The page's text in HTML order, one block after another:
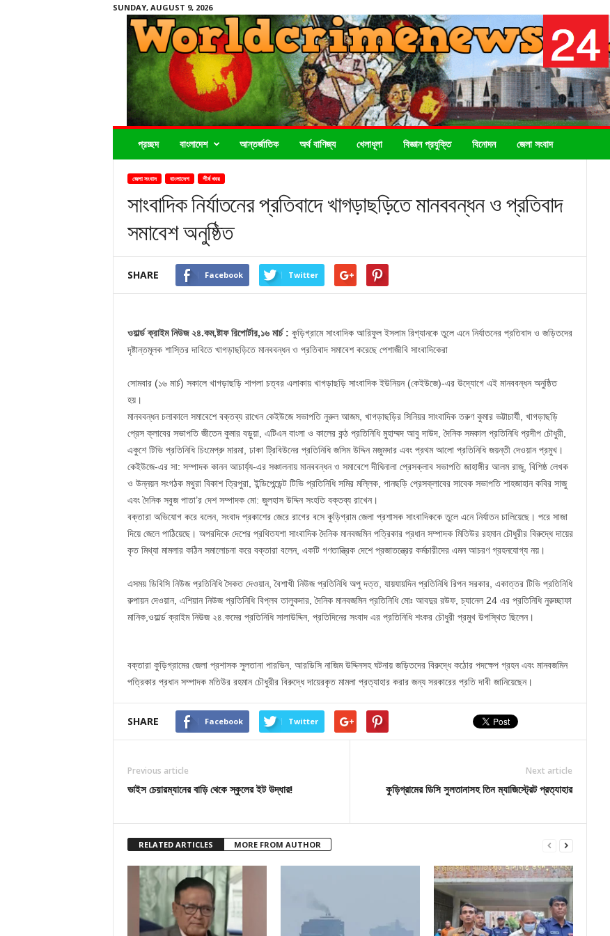
SUNDAY, AUGUST 9, 2026
প্রচ্ছদ বাংলাদেশ আন্তর্জাতিক অর্থ বাণিজ্য খেলাধূলা বিজ্ঞান প্রযুক্তি বিনোদন জেলা সংবাদ
জেলা সংবাদ বাংলাদেশ শীর্ষ খবর
সাংবাদিক নির্যাতনের প্রতিবাদে খাগড়াছড়িতে মানববন্ধন ও প্রতিবাদ
সমাবেশ অনুষ্ঠিত
SHARE Facebook Twitter
ওয়ার্ল্ড ক্রাইম নিউজ ২৪.কম,ষ্টাফ রিপোর্টার,১৬ মার্চ : কুড়িগ্রামে সাংবাদিক আরিফুল ইসলাম রিগ্যানকে তুলে এনে নির্যাতনের প্রতিবাদ ও জড়িতদের
দৃষ্টান্তমূলক শাস্তির দাবিতে খাগড়াছড়িতে মানববন্ধন ও প্রতিবাদ সমাবেশ করেছে পেশাজীবি সাংবাদিকেরা
সোমবার (১৬ মার্চ) সকালে খাগড়াছড়ি শাপলা চত্বর এলাকায় খাগড়াছড়ি সাংবাদিক ইউনিয়ন (কেইউজে)-এর উদ্যোগে এই মানববন্ধন অনুষ্ঠিত
হয়।
মানববন্ধন চলাকালে সমাবেশে বক্তব্য রাখেন কেইউজে সভাপতি নুরুল আজম, খাগড়াছড়ির সিনিয়র সাংবাদিক তরুণ কুমার ভট্টাচার্যী, খাগড়াছড়ি
প্রেস ক্লাবের সভাপতি জীতেন কুমার বড়ুয়া, এটিএন বাংলা ও কালের কন্ঠ প্রতিনিধি মুহাম্মদ আবু দাউদ, দৈনিক সমকাল প্রতিনিধি প্রদীপ চৌধুরী,
একুশে টিভি প্রতিনিধি চিংমেপ্রু মারমা, ঢাকা ট্রিবিউনের প্রতিনিধি জসিম উদ্দিন মজুমদার এবং প্রথম আলো প্রতিনিধি জয়ন্তী দেওয়ান প্রমুখ।
কেইউজে-এর সা: সম্পাদক কানন আচার্য্য-এর সঞ্চালনায় মানববন্ধন ও সমাবেশে দীঘিনালা প্রেসক্লাব সভাপতি জাহাঙ্গীর আলম রাজু, বিশিষ্ঠ লেখক
ও উন্নয়ন সংগঠক মথুরা বিকাশ ত্রিপুরা, ইন্ডিপেন্ডেন্ট টিভি প্রতিনিধি সমির মল্লিক, পানছড়ি প্রেসক্লাবের সাবেক সভাপতি শাহজাহান কবির সাজু
এবং দৈনিক সবুজ পাতা’র দেশ সম্পাদক মো: জুলহাস উদ্দিন সংহতি বক্তব্য রাখেন।
বক্তারা অভিযোগ করে বলেন, সংবাদ প্রকাশের জেরে রাগের বসে কুড়িগ্রাম জেলা প্রশাসক সাংবাদিককে তুলে এনে নির্যাতন চালিয়েছে। পরে সাজা
দিয়ে জেলে পাঠিয়েছে। অপরদিকে দেশের প্রথিতযশা সাংবাদিক দৈনিক মানবজমিন পত্রিকার প্রধান সম্পাদক মিতিউর রহমান চৌধুরীর বিরুদ্ধে দায়ের
কৃত মিথ্যা মামলার কঠিন সমালোচনা করে বক্তারা বলেন, একটি গণতান্ত্রিক দেশে প্রজাতন্ত্রের কর্মচারীদের এমন আচরণ গ্রহনযোগ্য নয়।
এসময় ডিবিসি নিউজ প্রতিনিধি সৈকত দেওয়ান, বৈশাখী নিউজ প্রতিনিধি অপু দত্ত, যায়যায়দিন প্রতিনিধি রিপন সরকার, একাত্তর টিভি প্রতিনিধি
রুপায়ন দেওয়ান, এশিয়ান নিউজ প্রতিনিধি বিপ্লব তালুকদার, দৈনিক মানবজমিন প্রতিনিধি মোঃ আবদুর রউফ, চ্যানেল 24 এর প্রতিনিধি নুরুচ্ছাফা
মানিক,ওয়ার্ল্ড ক্রাইম নিউজ ২৪.কমের প্রতিনিধি সালাউদ্দিন, প্রতিদিনের সংবাদ এর প্রতিনিধি শংকর চৌধুরী প্রমুখ উপস্থিত ছিলেন।
বক্তারা কুড়িগ্রামের জেলা প্রশাসক সুলতানা পারভিন, আরডিসি নাজিম উদ্দিনসহ ঘটনায় জড়িতদের বিরুদ্ধে কঠোর পদক্ষেপ গ্রহন এবং মানবজমিন
পত্রিকার প্রধান সম্পাদক মতিউর রহমান চৌধুরীর বিরুদ্ধে দায়েরকৃত মামলা প্রত্যাহার করার জন্য সরকারের প্রতি দাবী জানিয়েছেন।
SHARE Facebook Twitter
Previous article
ভাইস চেয়ারম্যানের বাড়ি থেকে স্কুলের ইট উদ্ধার!
Next article
কুড়িগ্রামের ডিসি সুলতানাসহ তিন ম্যাজিস্ট্রেট প্রত্যাহার
RELATED ARTICLES MORE FROM AUTHOR